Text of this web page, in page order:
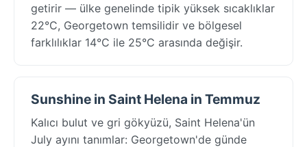
getirir — ülke genelinde tipik yüksek sıcaklıklar
22°C, Georgetown temsilidir ve bölgesel
farklılıklar 14°C ile 25°C arasında değişir.
Sunshine in Saint Helena in Temmuz
Kalıcı bulut ve gri gökyüzü, Saint Helena'ün
July ayını tanımlar: Georgetown'de günde